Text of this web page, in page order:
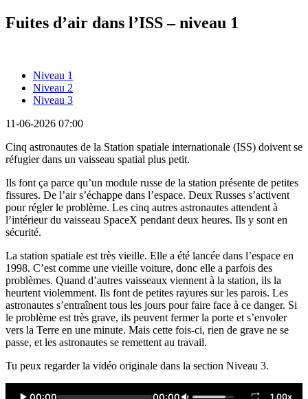
Fuites d’air dans l’ISS – niveau 1
Niveau 1
Niveau 2
Niveau 3
11-06-2026 07:00
Cinq astronautes de la Station spatiale internationale (ISS) doivent se
réfugier dans un vaisseau spatial plus petit.
Ils font ça parce qu’un module russe de la station présente de petites
fissures. De l’air s’échappe dans l’espace. Deux Russes s’activent
pour régler le problème. Les cinq autres astronautes attendent à
l’intérieur du vaisseau SpaceX pendant deux heures. Ils y sont en
sécurité.
La station spatiale est très vieille. Elle a été lancée dans l’espace en
1998. C’est comme une vieille voiture, donc elle a parfois des
problèmes. Quand d’autres vaisseaux viennent à la station, ils la
heurtent violemment. Ils font de petites rayures sur les parois. Les
astronautes s’entraînent tous les jours pour faire face à ce danger. Si
le problème est très grave, ils peuvent fermer la porte et s’envoler
vers la Terre en une minute. Mais cette fois-ci, rien de grave ne se
passe, et les astronautes se remettent au travail.
Tu peux regarder la vidéo originale dans la section Niveau 3.
00:00 00:00 1.00x